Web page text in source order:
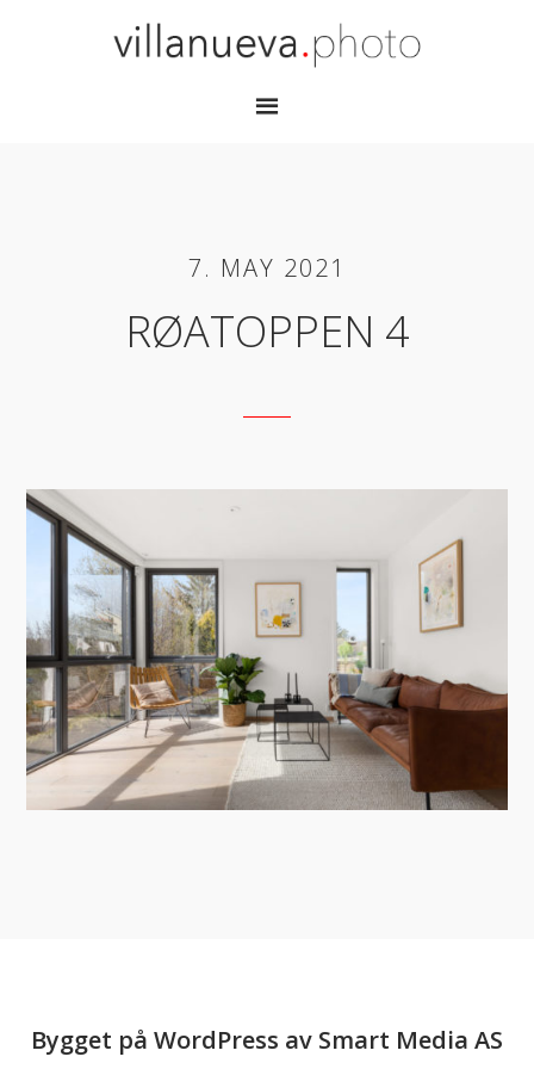
7. MAY 2021
RØATOPPEN 4
Bygget på WordPress av Smart Media AS